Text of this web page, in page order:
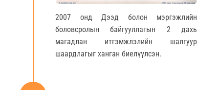
2007 онд Дээд болон мэргэжлийн
боловсролын байгууллагын 2 дахь
магадлан итгэмжлэлийн шалгуур
шаардлагыг ханган биелүүлсэн.